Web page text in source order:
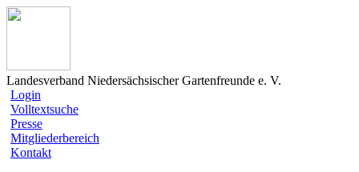
Landesverband Niedersächsischer Gartenfreunde e. V.
Login
Volltextsuche
Presse
Mitgliederbereich
Kontakt